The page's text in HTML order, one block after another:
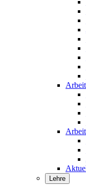
Lehre